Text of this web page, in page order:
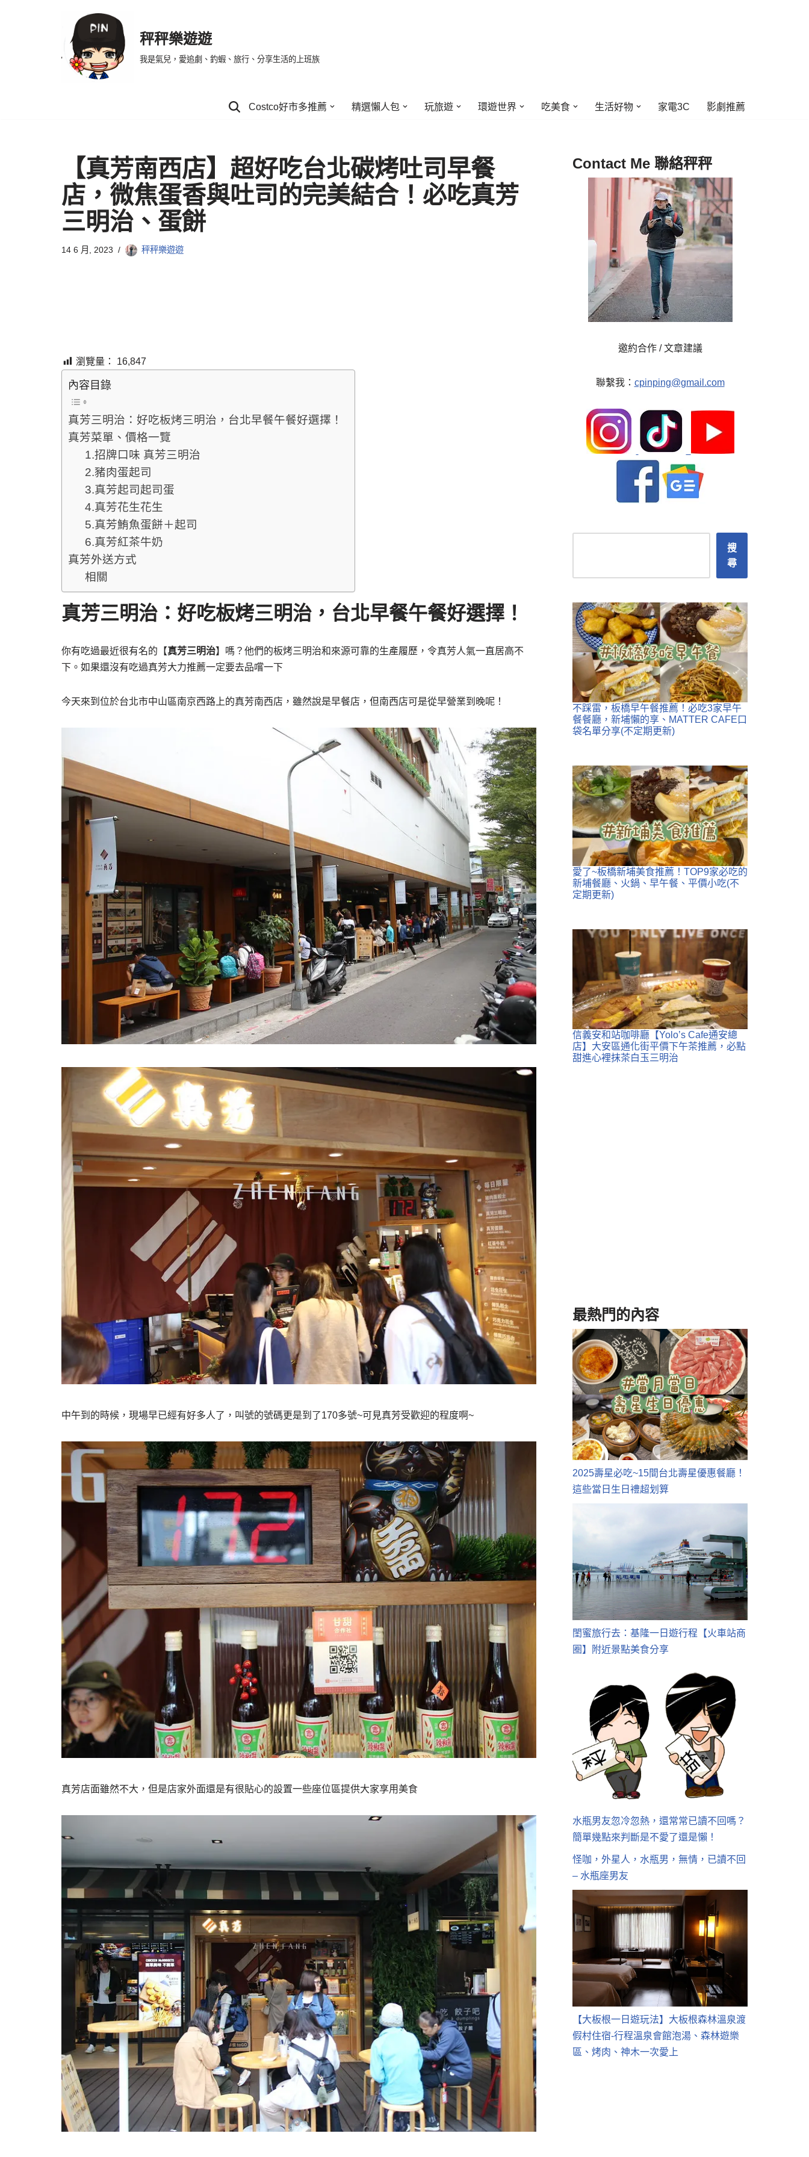
秤秤樂遊遊
我是氣兒，愛追劇、釣蝦、旅行、分享生活的上班族
Costco好市多推薦 精選懶人包 玩旅遊 環遊世界 吃美食 生活好物 家電3C 影劇推薦
【真芳南西店】超好吃台北碳烤吐司早餐
店，微焦蛋香與吐司的完美結合！必吃真芳
三明治、蛋餅
14 6 月, 2023 秤秤樂遊遊
瀏覽量： 16,847
內容目錄
真芳三明治：好吃板烤三明治，台北早餐午餐好選擇！
真芳菜單、價格一覽
1.招牌口味 真芳三明治
2.豬肉蛋起司
3.真芳起司起司蛋
4.真芳花生花生
5.真芳鮪魚蛋餅＋起司
6.真芳紅茶牛奶
真芳外送方式
相關
真芳三明治：好吃板烤三明治，台北早餐午餐好選擇！
你有吃過最近很有名的【真芳三明治】嗎？他們的板烤三明治和來源可靠的生產履歷，令真芳人氣一直居高不
下。如果還沒有吃過真芳大力推薦一定要去品嚐一下
今天來到位於台北市中山區南京西路上的真芳南西店，雖然說是早餐店，但南西店可是從早營業到晚呢！
中午到的時候，現場早已經有好多人了，叫號的號碼更是到了170多號~可見真芳受歡迎的程度啊~
真芳店面雖然不大，但是店家外面還是有很貼心的設置一些座位區提供大家享用美食
Contact Me 聯絡秤秤
邀約合作 / 文章建議
聯繫我： cpinping@gmail.com
搜
尋
不踩雷，板橋早午餐推薦！必吃3家早午
餐餐廳，新埔懶的享、MATTER CAFE口
袋名單分享(不定期更新)
愛了~板橋新埔美食推薦！TOP9家必吃的
新埔餐廳、火鍋、早午餐、平價小吃(不
定期更新)
信義安和站咖啡廳【Yolo’s Cafe通安總
店】大安區通化街平價下午茶推薦，必點
甜進心裡抹茶白玉三明治
最熱門的內容
2025壽星必吃~15間台北壽星優惠餐廳！
這些當日生日禮超划算
閨蜜旅行去：基隆一日遊行程【火車站商
圈】附近景點美食分享
水瓶男友忽冷忽熱，還常常已讀不回嗎？
簡單幾點來判斷是不愛了還是懶！
怪咖，外星人，水瓶男，無情，已讀不回
– 水瓶座男友
【大板根一日遊玩法】大板根森林溫泉渡
假村住宿-行程溫泉會館泡湯、森林遊樂
區、烤肉、神木一次愛上